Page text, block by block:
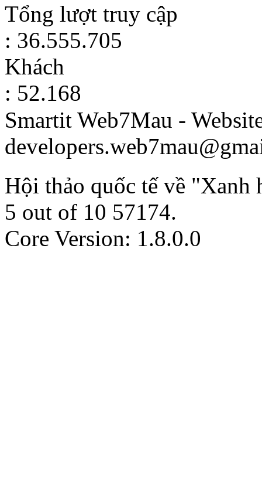
Tổng lượt truy cập
: 36.555.705
Khách
: 52.168
Smartit Web7Mau -
Hội thảo quốc tế về "Xanh
5 out of 10 57174.
Core Version: 1.8.0.0